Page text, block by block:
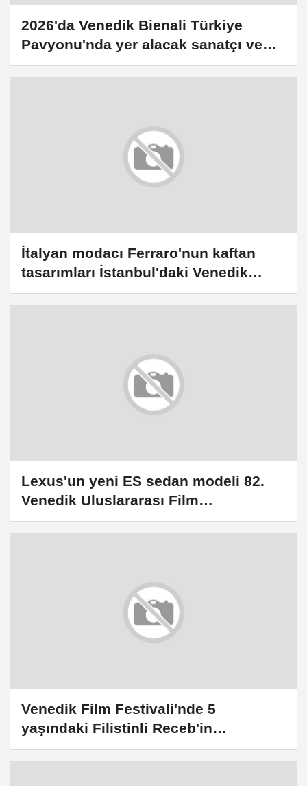
2026'da Venedik Bienali Türkiye
Pavyonu'nda yer alacak sanatçı ve
küratör belirlendi
İtalyan modacı Ferraro'nun kaftan
tasarımları İstanbul'daki Venedik
Sarayı'nda sergilendi
Lexus'un yeni ES sedan modeli 82.
Venedik Uluslararası Film
Festivali'nde öne çıktı
Venedik Film Festivali'nde 5
yaşındaki Filistinli Receb'in
hikayesinin anlatıldığı filmin